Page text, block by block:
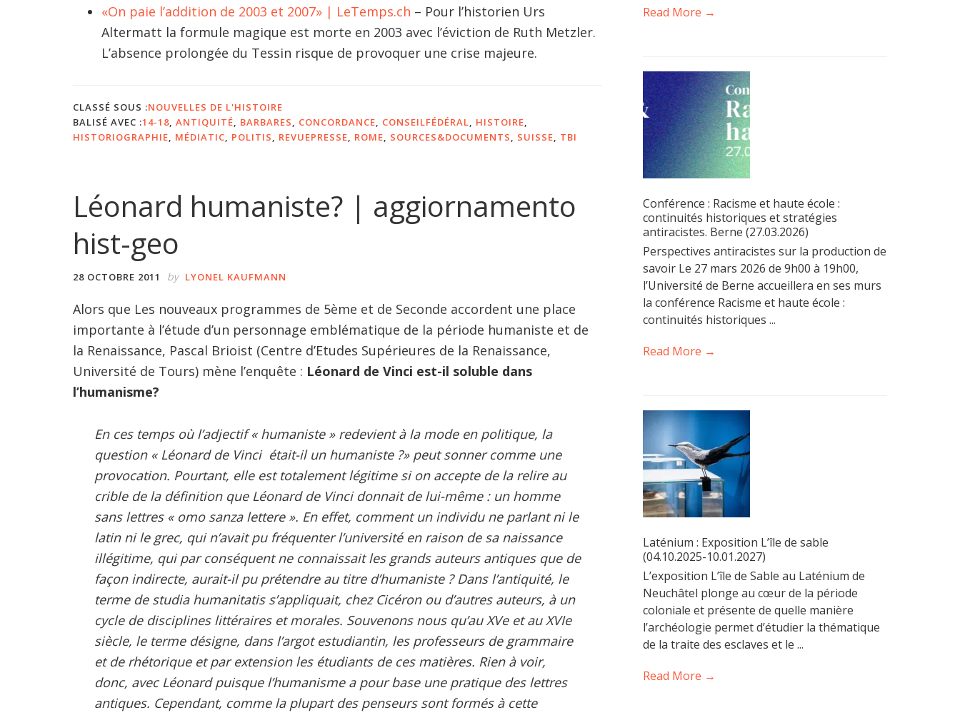
«On paie l’addition de 2003 et 2007» | LeTemps.ch – Pour l’historien Urs
Altermatt la formule magique est morte en 2003 avec l’éviction de Ruth Metzler.
L’absence prolongée du Tessin risque de provoquer une crise majeure.
CLASSÉ SOUS :NOUVELLES DE L'HISTOIRE
BALISÉ AVEC :14-18 ANTIQUITÉ BARBARES CONCORDANCE CONSEILFÉDÉRAL HISTOIRE
HISTORIOGRAPHIE
MÉDIATIC POLITIS REVUEPRESSE ROME SOURCES&DOCUMENTS SUISSE TBI
Léonard humaniste? | aggiornamento
hist-geo
28 OCTOBRE 2011 by LYONEL KAUFMANN
Alors que Les nouveaux programmes de 5ème et de Seconde accordent une place
importante à l’étude d’un personnage emblématique de la période humaniste et de
la Renaissance, Pascal Brioist (Centre d’Etudes Supérieures de la Renaissance,
Université de Tours) mène l’enquête : Léonard de Vinci est-il soluble dans
l’humanisme?
En ces temps où l’adjectif « humaniste » redevient à la mode en politique, la
question « Léonard de Vinci était-il un humaniste ?» peut sonner comme une
provocation. Pourtant, elle est totalement légitime si on accepte de la relire au
crible de la définition que Léonard de Vinci donnait de lui-même : un homme
sans lettres « omo sanza lettere ». En effet, comment un individu ne parlant ni le
latin ni le grec, qui n’avait pu fréquenter l’université en raison de sa naissance
illégitime, qui par conséquent ne connaissait les grands auteurs antiques que de
façon indirecte, aurait-il pu prétendre au titre d’humaniste ? Dans l’antiquité, le
terme de studia humanitatiss’appliquait, chez Cicéron ou d’autres auteurs, à un
cycle de disciplines littéraires et morales. Souvenons nous qu’au XVe et au XVIe
siècle, le terme désigne, dans l’argot estudiantin, les professeurs de grammaire
et de rhétorique et par extension les étudiants de ces matières. Rien à voir,
donc, avec Léonard puisque l’humanisme a pour base une pratique des lettres
antiques. Cependant, comme la plupart des penseurs sont formés à cette
Read More →
Conférence : Racisme et haute école :
continuités historiques et stratégies
antiracistes. Berne (27.03.2026)
Perspectives antiracistes sur la production de
savoir Le 27 mars 2026 de 9h00 à 19h00,
l’Université de Berne accueillera en ses murs
la conférence Racisme et haute école :
continuités historiques ...
Read More →
Laténium : Exposition L’île de sable
(04.10.2025-10.01.2027)
L’exposition L’île de Sable au Laténium de
Neuchâtel plonge au cœur de la période
coloniale et présente de quelle manière
l’archéologie permet d’étudier la thématique
de la traite des esclaves et le ...
Read More →